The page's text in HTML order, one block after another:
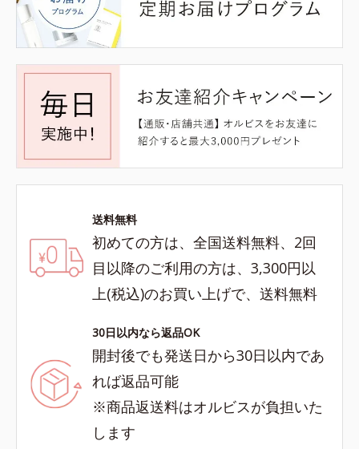
送料無料
初めての方は、全国送料無料、2回
目以降のご利用の方は、3,300円以
上(税込)のお買い上げで、送料無料
30日以内なら返品OK
開封後でも発送日から30日以内であ
れば返品可能
※商品返送料はオルビスが負担いた
します